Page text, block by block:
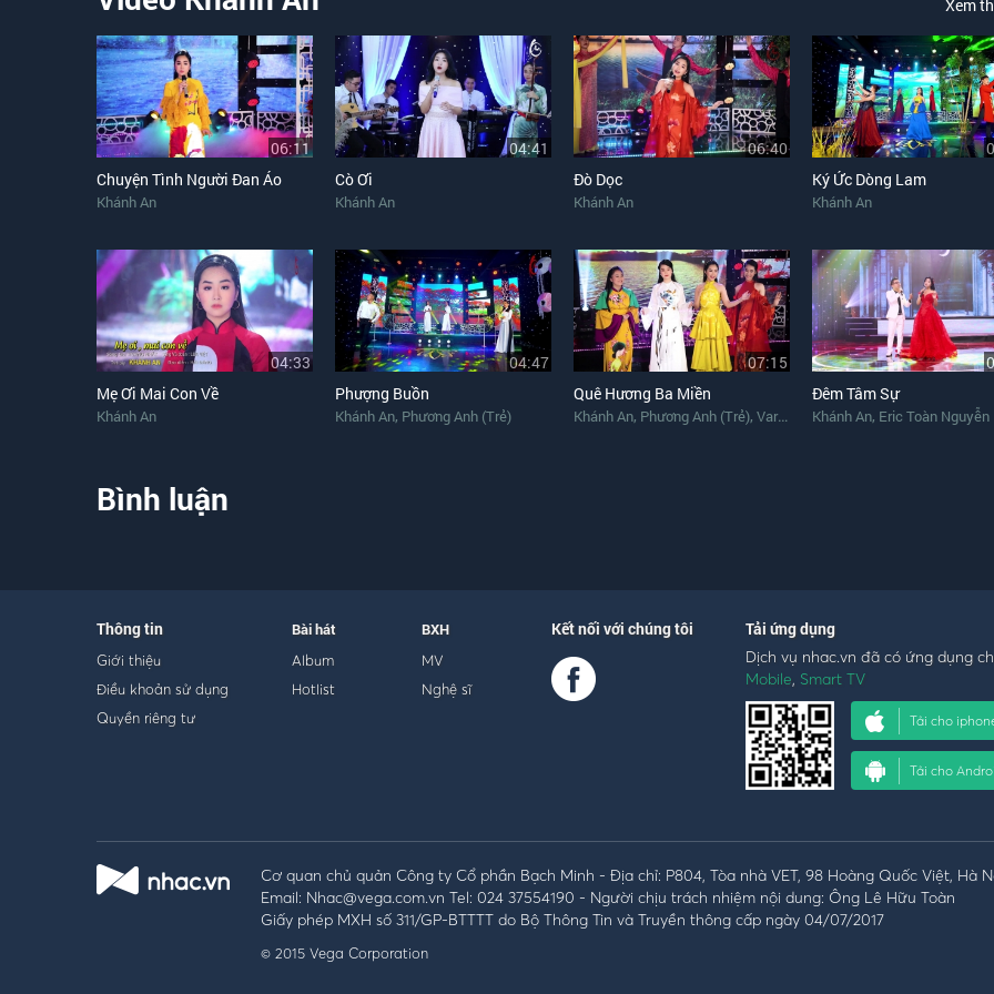
Như hương cau hương dừa đang trổ hoa
Như đêm trăng bên đường em tát nước
Chiếc gàu con múc cả trăng vàng.
Xem
06:11
Chuyện Tình Người Đan Áo
Khánh An
04:41
Cò Ơi
Khánh An
06:40
Đò Dọc
Khánh An
Ký Ức Dòng Lam
Khánh An
04:33
Mẹ Ơi Mai Con Về
Khánh An
04:47
Phượng Buồn
Khánh An, Phương Anh (Trẻ)
07:15
Quê Hương Ba Miền
Khánh An, Phương Anh (Trẻ), Various Artists
Đêm Tâm Sự
Khánh An, Eric Toàn Nguyễn
Bình luận
Thông tin
Giới thiệu
Điều khoản sử dụng
Quyền riêng tư
Bài hát
Album
Hotlist
BXH
MV
Nghệ sĩ
Kết nối với chúng tôi Tải ứng dụng
Dịch vụ nhac.vn đã có ứng dụng
Mobile, Smart TV
Tải cho
Tải cho
Cơ quan chủ quản Công ty Cổ phần Bạch Minh - Địa chỉ: P804, Tòa nhà VET, 98 Hoàng Quốc Việt, Hà
Email: Nhac@vega.com.vn Tel: 024 37554190 - Người chịu trách nhiệm nội dung: Ông Lê Hữu Toàn
Giấy phép MXH số 311/GP-BTTTT do Bộ Thông Tin và Truyền thông cấp ngày 04/07/2017
© 2015 Vega Corporation